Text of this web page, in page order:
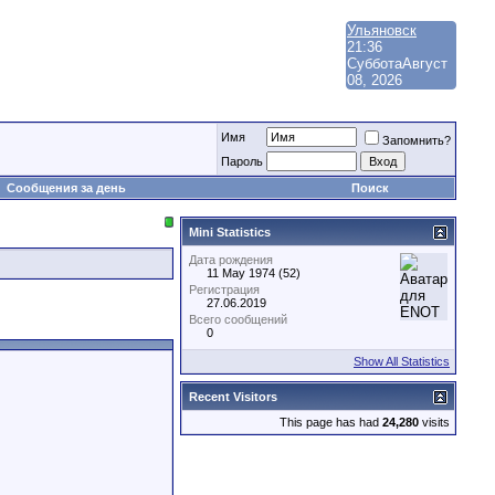
Ульяновск
21:36
СубботаАвгуст
08, 2026
Имя
Запомнить?
Пароль
Сообщения за день Поиск
Mini Statistics
Дата рождения
11 May 1974 (52)
Регистрация
27.06.2019
Всего сообщений
0
Show All Statistics
Recent Visitors
This page has had 24,280 visits